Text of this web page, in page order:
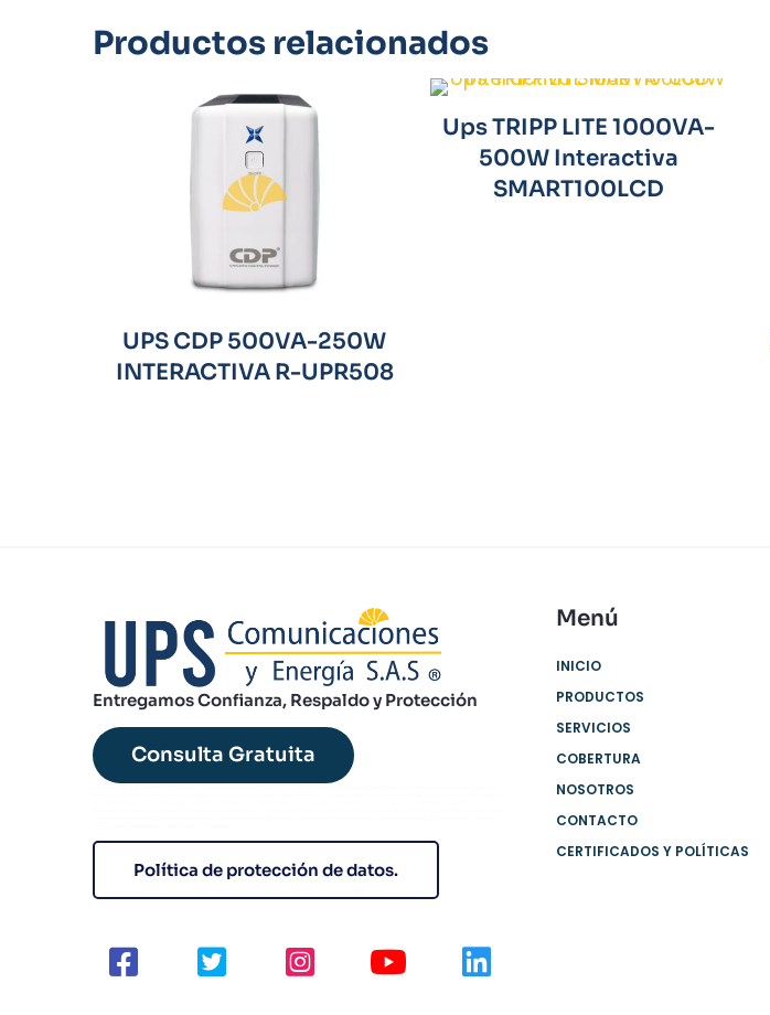
Productos relacionados
UPS CDP 500VA-250W
INTERACTIVA R-UPR508
Ups TRIPP LITE 1000VA-
500W Interactiva
SMART100LCD
Entregamos Confianza, Respaldo y Protección
Consulta Gratuita
Política de protección de datos.
Menú
INICIO
PRODUCTOS
SERVICIOS
COBERTURA
NOSOTROS
CONTACTO
CERTIFICADOS Y POLÍTICAS